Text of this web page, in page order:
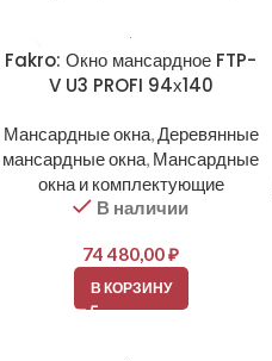
Fakro: Окно мансардное FTP-
V U3 PROFI 94х140
Мансардные окна,Деревянные
мансардные окна, Мансардные
окна и комплектующие
В наличии
74 480,00₽
В КОРЗИНУ